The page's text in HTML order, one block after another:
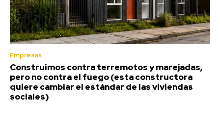
Empresas
Construimos contra terremotos y marejadas,
pero no contra el fuego (esta constructora
quiere cambiar el estándar de las viviendas
sociales)